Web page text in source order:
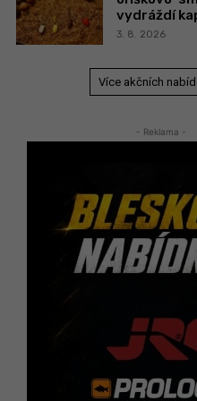
vydráždí
3. 8. 2026
Více akčních
- Reklama -